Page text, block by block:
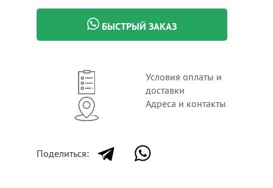
БЫСТРЫЙ ЗАКАЗ
Условия оплаты и
доставки
Адреса и контакты
Поделиться: